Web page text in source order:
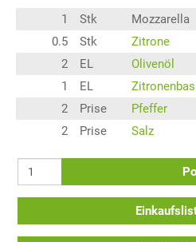
1 Stk
Mozzarella
0.5
Stk
Zitrone
2
EL
Olivenöl
1
EL
2
Prise
Pfeffer
2
Prise Salz